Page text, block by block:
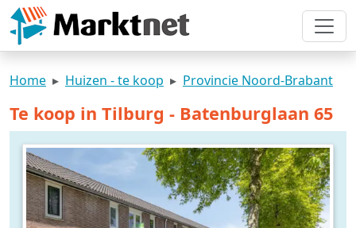
Home Huizen - te koop Provincie Noord-Brabant
Te koop in Tilburg - Batenburglaan 65